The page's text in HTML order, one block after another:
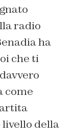
radio
ha
che ti
come
livello della